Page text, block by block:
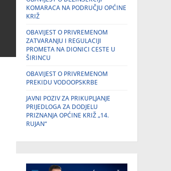
KOMARACA NA PODRUČJU OPĆINE
KRIŽ
OBAVIJEST O PRIVREMENOM
ZATVARANJU I REGULACIJI
PROMETA NA DIONICI CESTE U
ŠIRINCU
OBAVIJEST O PRIVREMENOM
PREKIDU VODOOPSKRBE
JAVNI POZIV ZA PRIKUPLJANJE
PRIJEDLOGA ZA DODJELU
PRIZNANJA OPĆINE KRIŽ „14.
RUJAN“